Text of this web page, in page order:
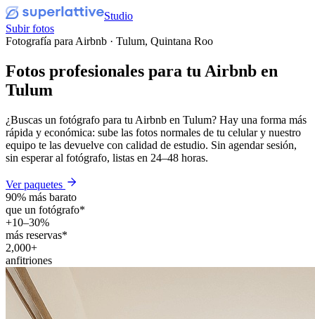
Studio
Subir fotos
Fotografía para Airbnb · Tulum, Quintana Roo
Fotos profesionales para tu Airbnb en
Tulum
¿Buscas un fotógrafo para tu Airbnb en Tulum? Hay una forma más
rápida y económica: sube las fotos normales de tu celular y nuestro
equipo te las devuelve con calidad de estudio. Sin agendar sesión,
sin esperar al fotógrafo, listas en 24–48 horas.
Ver paquetes
90% más barato
que un fotógrafo*
+10–30%
más reservas*
2,000+
anfitriones